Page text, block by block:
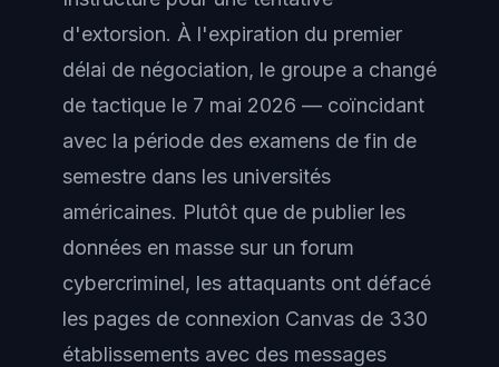
d'extorsion. À l'expiration du premier
délai de négociation, le groupe a changé
de tactique le 7 mai 2026 — coïncidant
avec la période des examens de fin de
semestre dans les universités
américaines. Plutôt que de publier les
données en masse sur un forum
cybercriminel, les attaquants ont défacé
les pages de connexion Canvas de 330
établissements avec des messages